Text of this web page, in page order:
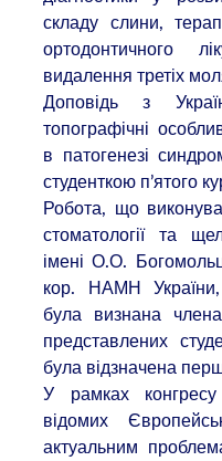
складу слини,
ортодонтичного
видалення третіх
Доповідь з
топографічні
в патогенезі
студенткою п’ятого
Робота, що
стоматології та
імені О.О.
кор. НАМН
була визнана
представлених
була відзначена
У рамках конгресу
відомих
актуальним